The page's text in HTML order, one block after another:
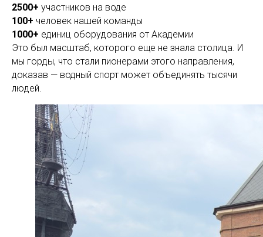
2500+ участников на воде
100+ человек нашей команды
1000+ единиц оборудования от Академии
Это был масштаб, которого еще не знала столица. И
мы горды, что стали пионерами этого направления,
доказав — водный спорт может объединять тысячи
людей.